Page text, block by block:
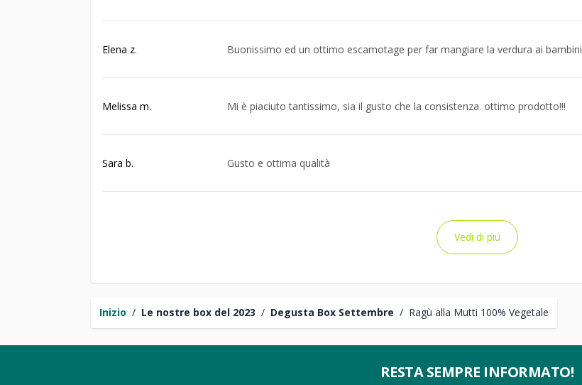
Inizio / Le nostre box del 2023 / Degusta Box Settembre / Ragù alla Mutti 100% Vegetale
Elena z. Buonissimo ed un ottimo escamotage per far mangiare la verdura ai bambini
Melissa m. Mi è piaciuto tantissimo, sia il gusto che la consistenza. ottimo prodotto!!!
Sara b. Gusto e ottima qualità
Vedi di piú
RESTA SEMPRE INFORMATO!